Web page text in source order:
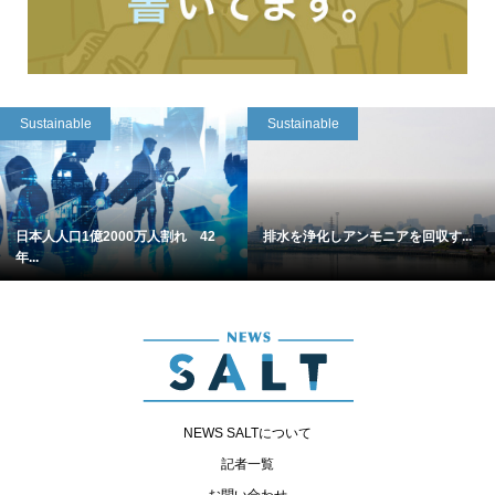
Sustainable
日本人人口1億2000万人割れ 42
年...
Sustainable
排水を浄化しアンモニアを回収す...
NEWS SALTについて
記者一覧